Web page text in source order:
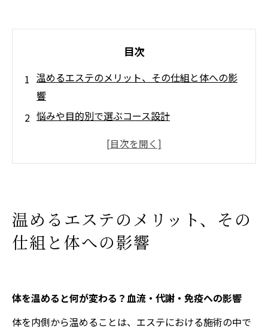
目次
温めるエステのメリット、その仕組と体への影
響
悩みや目的別で選ぶコース設計
施術の持続性を高める生活習慣とは
温めるエステのメリット、その
仕組と体への影響
体を温めると何が変わる？血流・代謝・免疫への影響
体を内側から温めることは、エステにおける施術の中で